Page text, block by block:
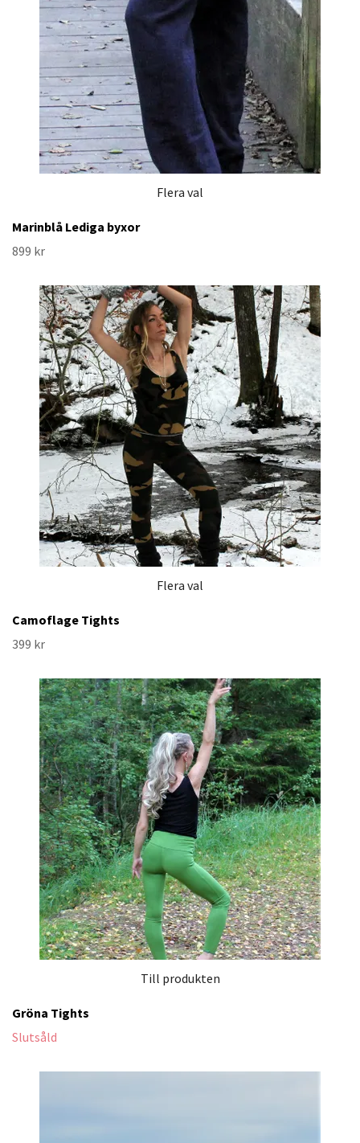
Flera val
Marinblå Lediga byxor
899 kr
Flera val
Camoflage Tights
399 kr
Till produkten
Gröna Tights
Slutsåld